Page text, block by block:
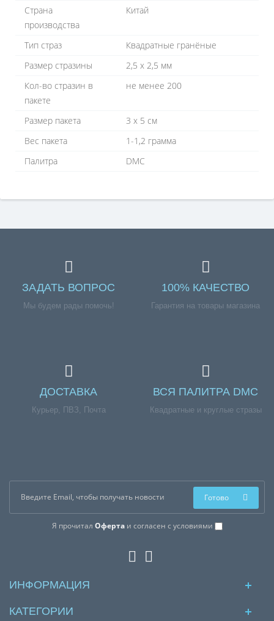
Страна
производства
Китай
Тип страз
Квадратные гранёные
Размер стразины
2,5 х 2,5 мм
Кол-во стразин в
пакете
не менее 200
Размер пакета
3 х 5 см
Вес пакета
1-1,2 грамма
Палитра
DMC
ЗАДАТЬ ВОПРОС
Мы будем рады помочь!
100% КАЧЕСТВО
Гарантия на товары магазина
ДОСТАВКА
Курьер, ПВЗ, Почта
ВСЯ ПАЛИТРА DMC
Квадратные и круглые стразы
Я прочитал Офертаи согласен с условиями
Готово
ИНФОРМАЦИЯ
КАТЕГОРИИ